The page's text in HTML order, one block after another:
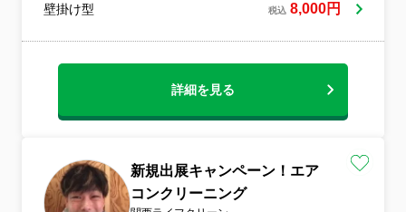
壁掛け型 税込 8,000円
詳細を見る
新規出展キャンペーン！エア
コンクリーニング